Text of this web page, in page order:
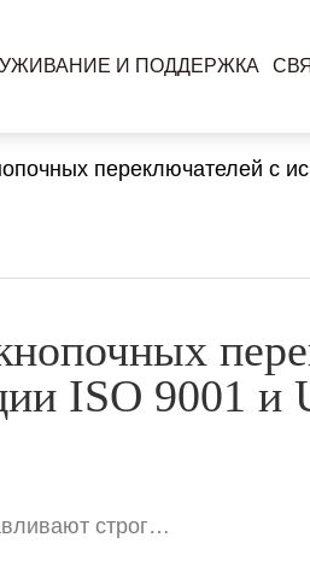
И ПОДДЕРЖКА
переключателей с
ISO 9001 и
строг…